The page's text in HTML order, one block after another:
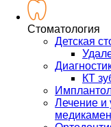
Стоматология
Детская
КТ
Лечение и